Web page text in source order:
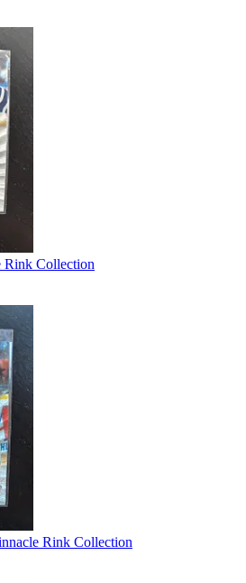
Rink Collection
Rink Collection